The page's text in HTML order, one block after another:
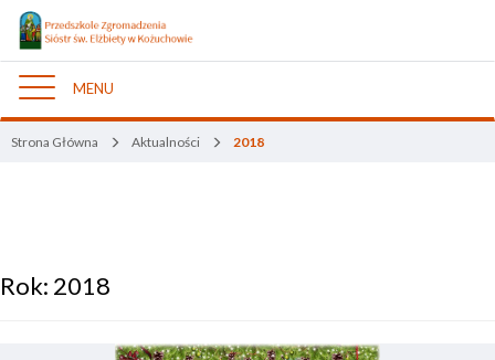
Nawigacja
MENU
Strona Główna Aktualności 2018
Rok: 2018